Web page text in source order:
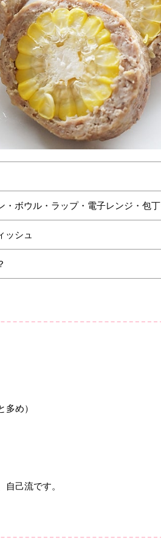
・ボウル・ラップ・電子レンジ・包丁
ッシュ
め）
己流です。